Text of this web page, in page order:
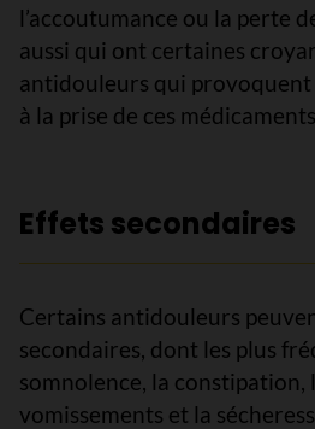
l’accoutumance ou la perte
aussi qui ont certaines
antidouleurs qui provoquent
à la prise de ces
Effets secondaires
Certains antidouleurs
secondaires, dont les plus
somnolence, la constipation,
vomissements et la